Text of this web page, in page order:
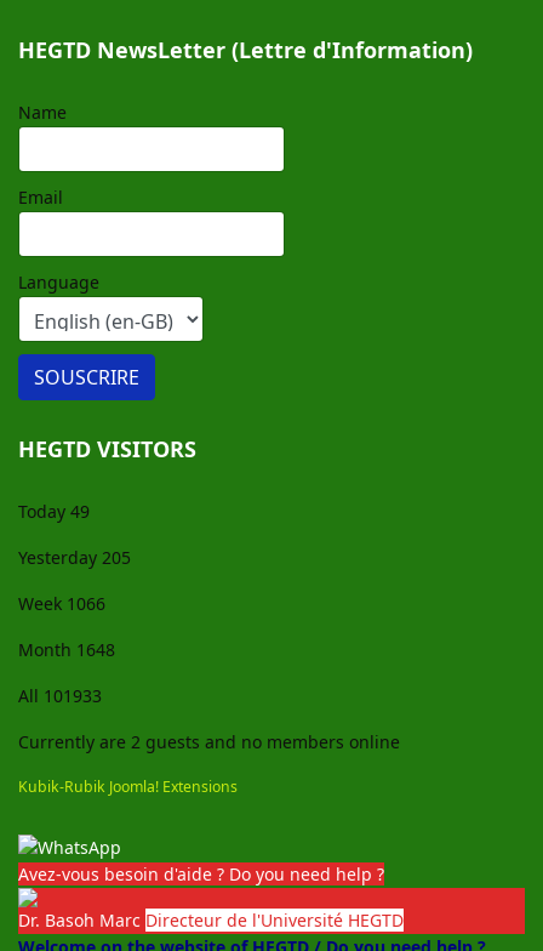
HEGTD NewsLetter (Lettre d'Information)
Name
Email
Language
HEGTD VISITORS
Today 49
Yesterday 205
Week 1066
Month 1648
All 101933
Currently are 2 guests and no members online
Kubik-Rubik Joomla! Extensions
Avez-vous besoin d'aide ? Do you need help ?
Dr. Basoh Marc Directeur de l'Université HEGTD